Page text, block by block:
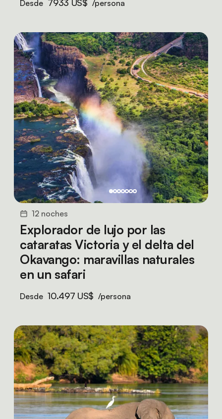
Desde 7933 US$ /persona
12 noches
Explorador de lujo por las
cataratas Victoria y el delta del
Okavango: maravillas naturales
en un safari
Desde 10.497 US$ /persona